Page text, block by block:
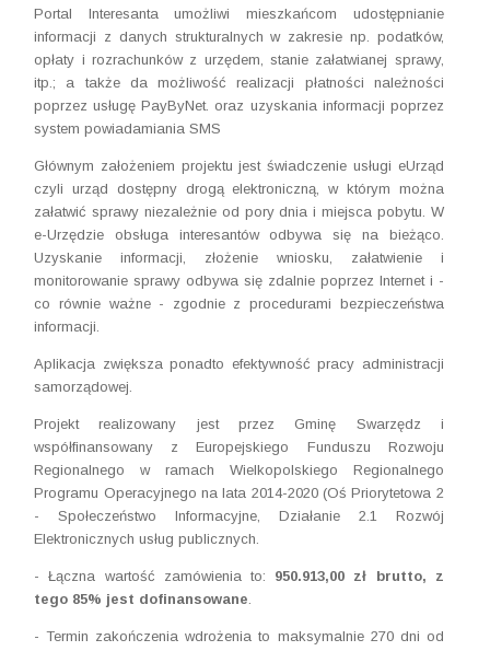
Portal Interesanta umożliwi mieszkańcom udostępnianie
informacji z danych strukturalnych w zakresie np. podatków,
opłaty i rozrachunków z urzędem, stanie załatwianej sprawy,
itp.; a także da możliwość realizacji płatności należności
poprzez usługę PayByNet. oraz uzyskania informacji poprzez
system powiadamiania SMS
Głównym założeniem projektu jest świadczenie usługi eUrząd
czyli urząd dostępny drogą elektroniczną, w którym można
załatwić sprawy niezależnie od pory dnia i miejsca pobytu. W
e-Urzędzie obsługa interesantów odbywa się na bieżąco.
Uzyskanie informacji, złożenie wniosku, załatwienie i
monitorowanie sprawy odbywa się zdalnie poprzez Internet i -
co równie ważne - zgodnie z procedurami bezpieczeństwa
informacji.
Aplikacja zwiększa ponadto efektywność pracy administracji
samorządowej.
Projekt realizowany jest przez Gminę Swarzędz i
współfinansowany z Europejskiego Funduszu Rozwoju
Regionalnego w ramach Wielkopolskiego Regionalnego
Programu Operacyjnego na lata 2014-2020 (Oś Priorytetowa 2
- Społeczeństwo Informacyjne, Działanie 2.1 Rozwój
Elektronicznych usług publicznych.
- Łączna wartość zamówienia to: 950.913,00 zł brutto, z
tego 85% jest dofinansowane.
- Termin zakończenia wdrożenia to maksymalnie 270 dni od